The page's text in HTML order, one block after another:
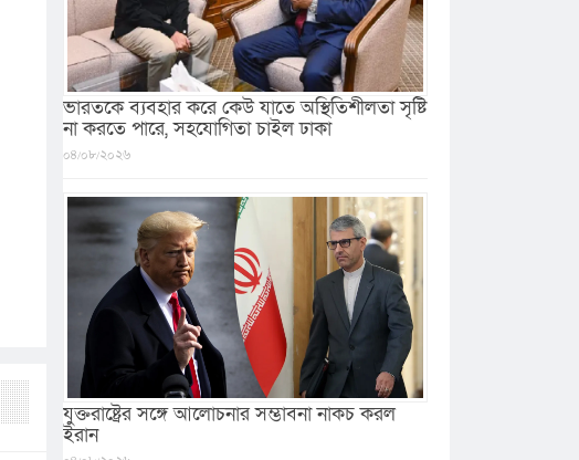
ভারতকে ব্যবহার করে কেউ যাতে অস্থিতিশীলতা সৃষ্টি
না করতে পারে, সহযোগিতা চাইল ঢাকা
০৪/০৮/২০২৬
যুক্তরাষ্ট্রের সঙ্গে আলোচনার সম্ভাবনা নাকচ করল
ইরান